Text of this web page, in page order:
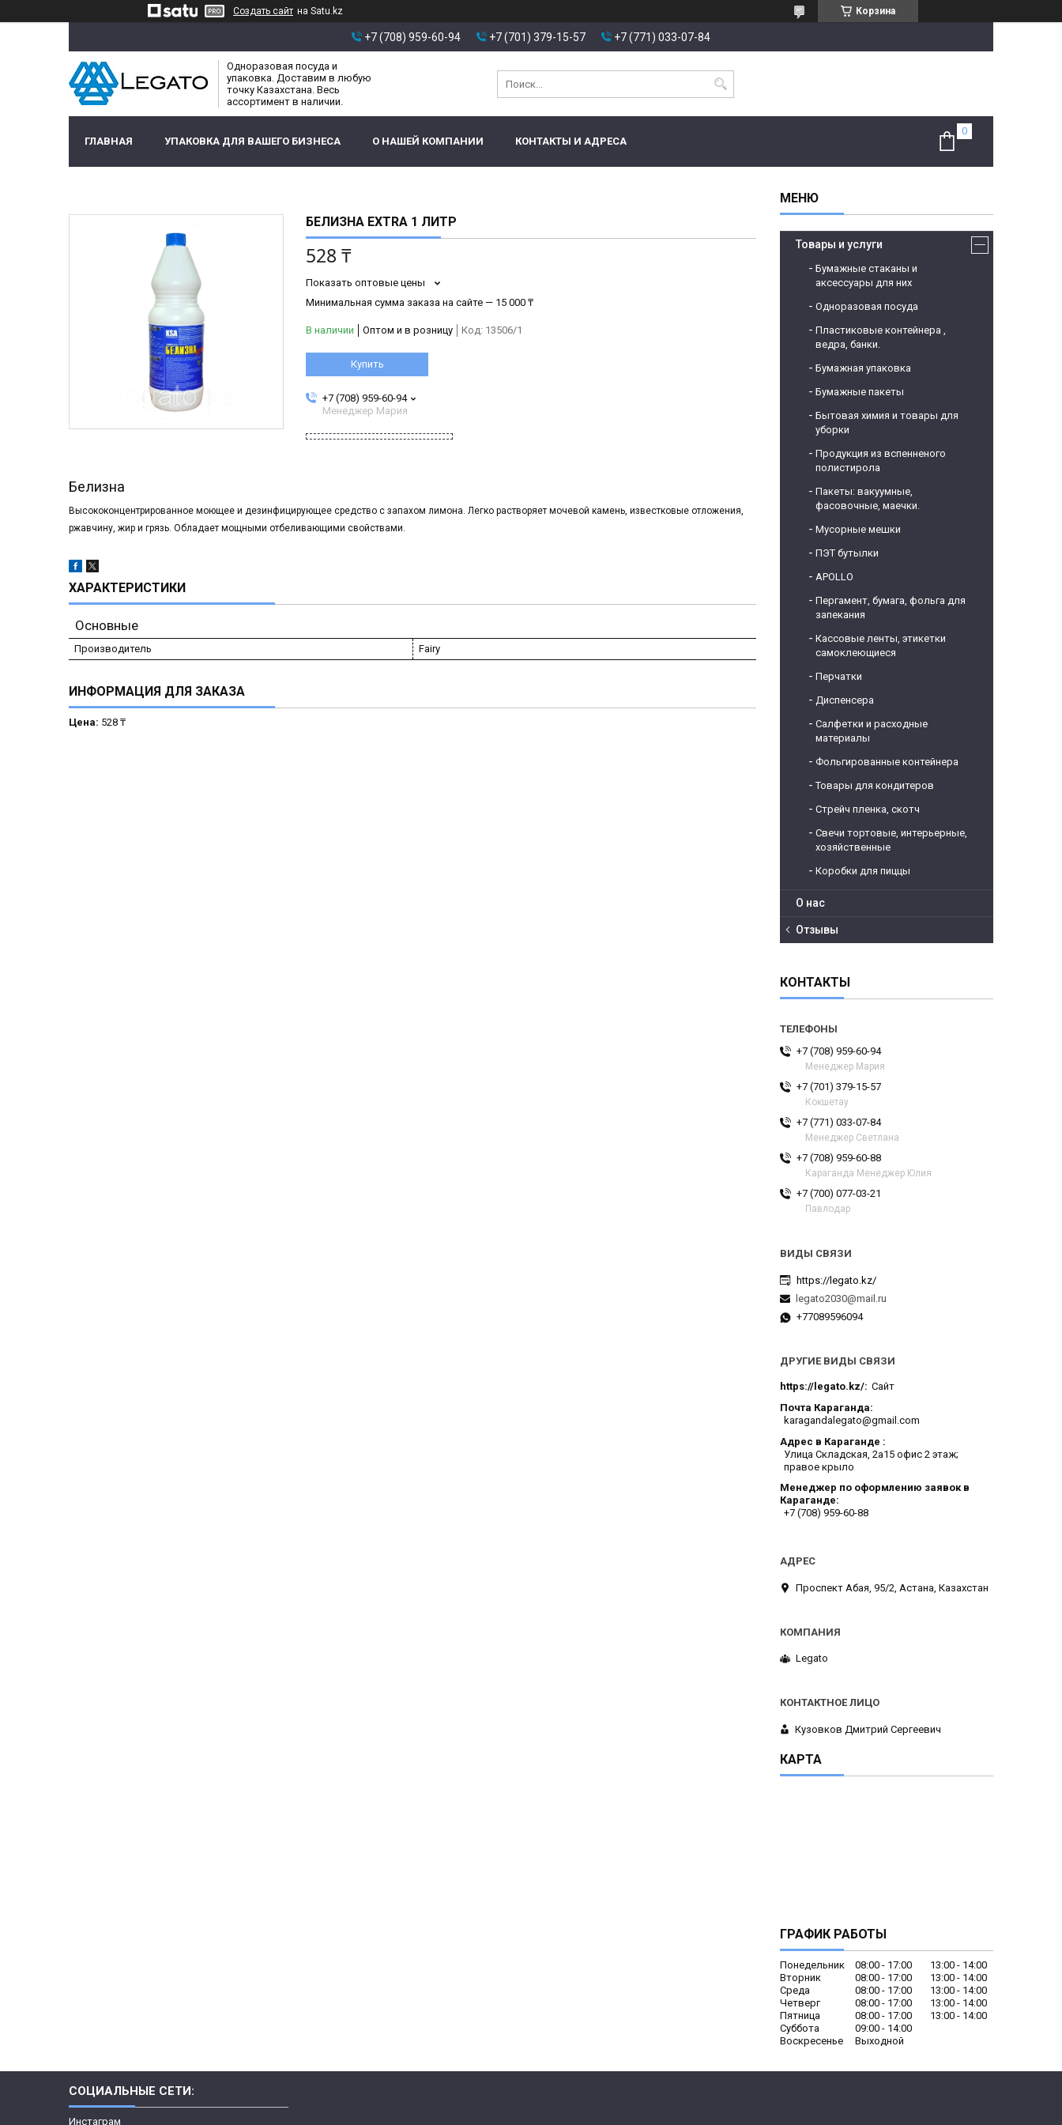
Создать сайт на Satu.kz Корзина
+7 (708) 959-60-94 +7 (701) 379-15-57 +7 (771) 033-07-84
Одноразовая посуда и
упаковка. Доставим в любую
точку Казахстана. Весь
ассортимент в наличии.
ГЛАВНАЯ УПАКОВКА ДЛЯ ВАШЕГО БИЗНЕСА О НАШЕЙ КОМПАНИИ КОНТАКТЫ И АДРЕСА
БЕЛИЗНА EXTRA 1 ЛИТР
528 ₸
Показать оптовые цены
Минимальная сумма заказа на сайте — 15 000 ₸
В наличии Оптом и в розницу Код: 13506/1
Купить
+7 (708) 959-60-94
Менеджер Мария
Белизна
Высококонцентрированное моющее и дезинфицирующее средство с запахом лимона. Легко растворяет мочевой камень, известковые отложения,
ржавчину, жир и грязь. Обладает мощными отбеливающими свойствами.
ХАРАКТЕРИСТИКИ
Основные
Производитель Fairy
ИНФОРМАЦИЯ ДЛЯ ЗАКАЗА
Цена: 528 ₸
Товары и услуги
Бумажные стаканы и
аксессуары для них
Одноразовая посуда
Пластиковые контейнера ,
ведра, банки.
Бумажная упаковка
Бумажные пакеты
Бытовая химия и товары для
уборки
Продукция из вспенненого
полистирола
Пакеты: вакуумные,
фасовочные, маечки.
Мусорные мешки
ПЭТ бутылки
APOLLO
Пергамент, бумага, фольга для
запекания
Кассовые ленты, этикетки
самоклеющиеся
Перчатки
Диспенсера
Салфетки и расходные
материалы
Фольгированные контейнера
Товары для кондитеров
Стрейч пленка, скотч
Свечи тортовые, интерьерные,
хозяйственные
Коробки для пиццы
О нас
Отзывы
КОНТАКТЫ
+7 (708) 959-60-94
Менеджер Мария
+7 (701) 379-15-57
Кокшетау
+7 (771) 033-07-84
Менеджер Светлана
+7 (708) 959-60-88
Караганда Менеджер Юлия
+7 (700) 077-03-21
Павлодар
https://legato.kz/
legato2030@mail.ru
+77089596094
ДРУГИЕ ВИДЫ СВЯЗИ
https://legato.kz/ Сайт
Почта Караганда
karagandalegato@gmail.com
Адрес в Караганде
​Улица Складская, 2а​15 офис 2 этаж;
правое крыло
Менеджер по оформлению заявок в
Караганде
+7 (708) 959-60-88
​Проспект Абая, 95/2, Астана, Казахстан
Legato
Кузовков Дмитрий Сергеевич
КАРТА
ГРАФИК РАБОТЫ
Понедельник 08:00 17:00 13:00
14:00
Вторник
08:00 17:00 13:00
14:00
Среда
08:00 17:00 13:00
14:00
Четверг
08:00 17:00 13:00
14:00
Пятница
08:00 17:00 13:00
14:00
Суббота
09:00
14:00
Воскресенье
Выходной
СОЦИАЛЬНЫЕ СЕТИ:
Инстаграм